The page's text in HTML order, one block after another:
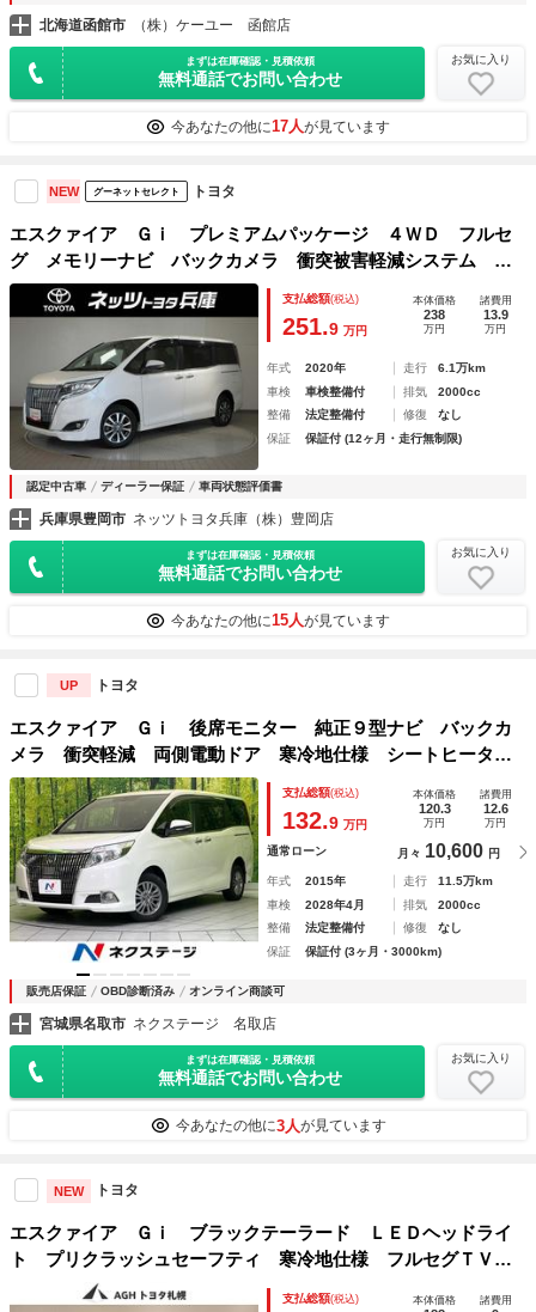
北海道函館市 （株）ケーユー 函館店
まずは在庫確認・見積依頼
無料通話でお問い合わせ
お気に入り
今あなたの他に17人が見ています
NEW グーネットセレクト トヨタ
エスクァイア Ｇｉ プレミアムパッケージ ４ＷＤ フルセ
グ メモリーナビ バックカメラ 衝突被害軽減システム Ｅ
ＴＣ 両側電動スライド ＬＥＤヘッドランプ 乗車定員７
人 ３列シート アイドリングストップ
支払総額(税込)
251.9 万円
本体価格
238
万円
諸費用
13.9
万円
年式 2020年 走行
6.1万km
車検
車検整備付 排気
2000cc
整備
法定整備付 修復
なし
保証
保証付 (12ヶ月・走行無制限)
認定中古車 ディーラー保証 車両状態評価書
兵庫県豊岡市 ネッツトヨタ兵庫（株）豊岡店
まずは在庫確認・見積依頼
無料通話でお問い合わせ
お気に入り
今あなたの他に15人が見ています
UP トヨタ
エスクァイア Ｇｉ 後席モニター 純正９型ナビ バックカ
メラ 衝突軽減 両側電動ドア 寒冷地仕様 シートヒータ
ー ＬＥＤヘッド ＥＴＣ 純正１５インチアルミ オートハ
イビーム オートライト Ｂｌｕｅｔｏｏｔｈ
支払総額(税込)
132.9 万円
本体価格
120.3
万円
諸費用
12.6
万円
通常ローン 月々 10,600 円
年式 2015年 走行
11.5万km
車検
2028年4月 排気
2000cc
整備
法定整備付 修復
なし
保証
保証付 (3ヶ月・3000km)
販売店保証 OBD診断済み オンライン商談可
宮城県名取市 ネクステージ 名取店
まずは在庫確認・見積依頼
無料通話でお問い合わせ
お気に入り
今あなたの他に3人が見ています
NEW トヨタ
エスクァイア Ｇｉ ブラックテーラード ＬＥＤヘッドライ
ト プリクラッシュセーフティ 寒冷地仕様 フルセグＴＶ
オートエアコン 両側パワースライドドア クルーズコントロ
支払総額(税込) 本体価格 諸費用